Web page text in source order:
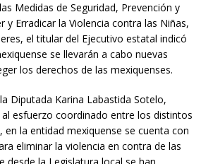
Medidas de Seguridad, Prevención y
y Erradicar la Violencia contra las Niñas,
el titular del Ejecutivo estatal indicó
se llevarán a cabo nuevas
los derechos de las mexiquenses.
Diputada Karina Labastida Sotelo,
esfuerzo coordinado entre los distintos
en la entidad mexiquense se cuenta con
eliminar la violencia en contra de las